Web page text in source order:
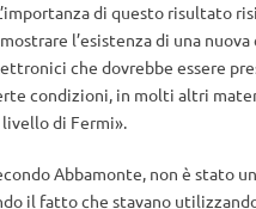
di questo risultato
l’esistenza di una
che dovrebbe essere
condizioni, in molti altri
livello di Fermi».
Abbamonte, non è stato
il fatto che stavano